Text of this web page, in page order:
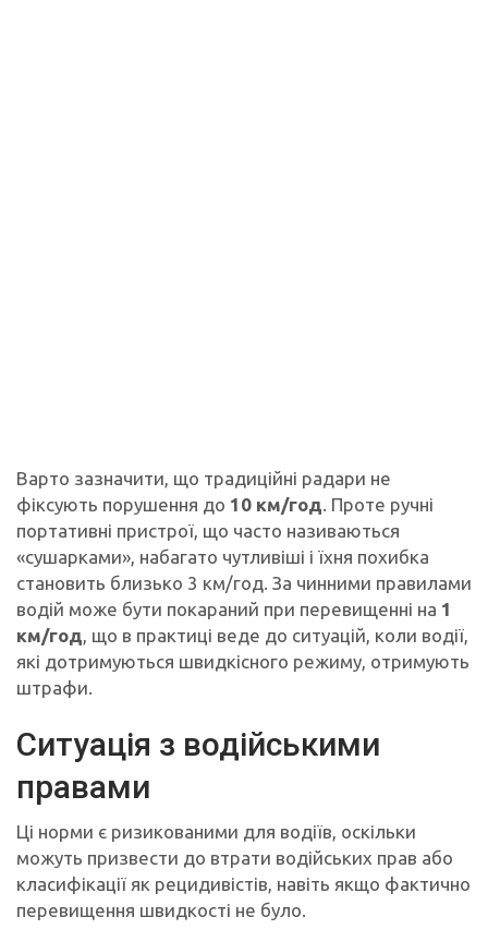
Варто зазначити, що традиційні радари не
фіксують порушення до 10 км/год. Проте ручні
портативні пристрої, що часто називаються
«сушарками», набагато чутливіші і їхня похибка
становить близько 3 км/год. За чинними правилами
водій може бути покараний при перевищенні на 1
км/год, що в практиці веде до ситуацій, коли водії,
які дотримуються швидкісного режиму, отримують
штрафи.
Ситуація з водійськими
правами
Ці норми є ризикованими для водіїв, оскільки
можуть призвести до втрати водійських прав або
класифікації як рецидивістів, навіть якщо фактично
перевищення швидкості не було.